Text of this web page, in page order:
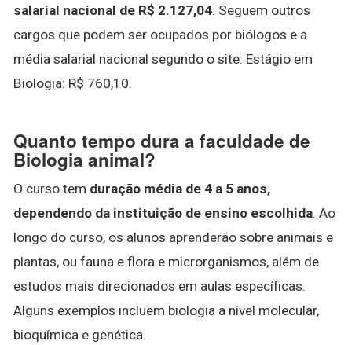
salarial nacional de R$ 2.127,04. Seguem outros
cargos que podem ser ocupados por biólogos e a
média salarial nacional segundo o site: Estágio em
Biologia: R$ 760,10.
Quanto tempo dura a faculdade de
Biologia animal?
O curso tem duração média de 4 a 5 anos,
dependendo da instituição de ensino escolhida. Ao
longo do curso, os alunos aprenderão sobre animais e
plantas, ou fauna e flora e microrganismos, além de
estudos mais direcionados em aulas específicas.
Alguns exemplos incluem biologia a nível molecular,
bioquímica e genética.